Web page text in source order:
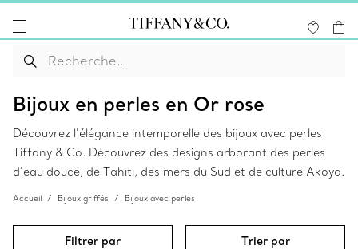
Bijoux en perles en Or rose
Découvrez l’élégance intemporelle des bijoux avec perles
Tiffany & Co. Découvrez des designs arborant des perles
d’eau douce, de Tahiti, des mers du Sud et de culture Akoya.
Accueil Bijoux griffés Bijoux avec perles
Filtrer par Trier par